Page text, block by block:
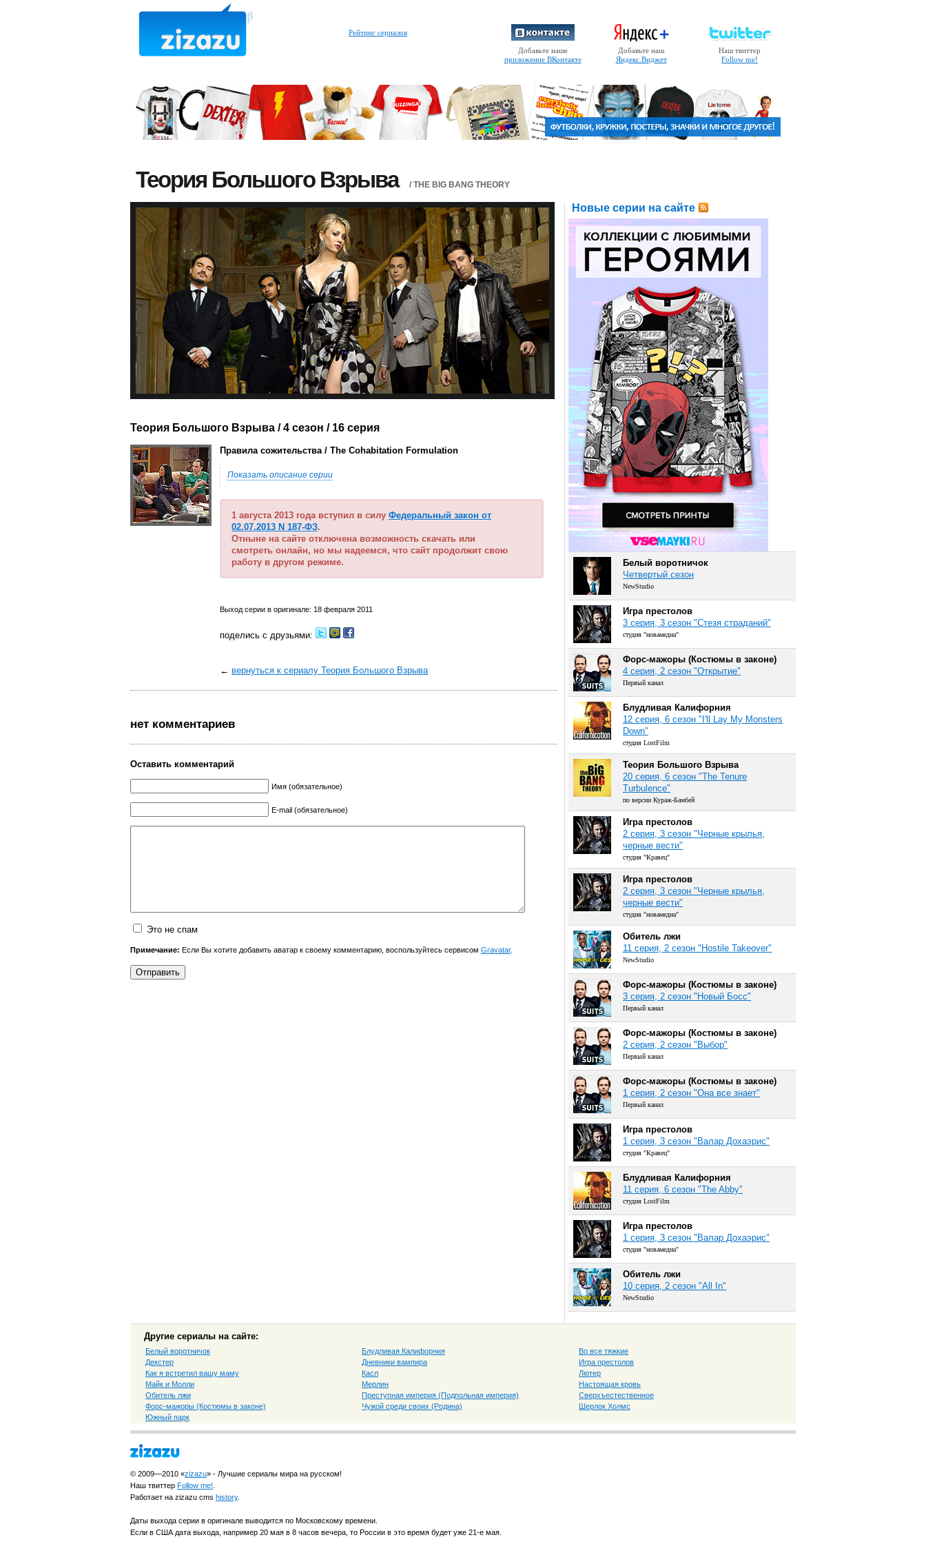
Рейтинг сериалов
Добавьте наше
приложение ВКонтакте
Добавьте наш
Яндекс.Виджет
Наш твиттер
Follow me!
Теория Большого Взрыва / THE BIG BANG THEORY
Теория Большого Взрыва / 4 сезон / 16 серия
Правила сожительства / The Cohabitation Formulation
Показать описание серии
1 августа 2013 года вступил в силу Федеральный закон от
02.07.2013 N 187-ФЗ.
Отныне на сайте отключена возможность скачать или
смотреть онлайн, но мы надеемся, что сайт продолжит свою
работу в другом режиме.
Выход серии в оригинале: 18 февраля 2011
поделись с друзьями:
← вернуться к сериалу Теория Большого Взрыва
нет комментариев
Оставить комментарий
Имя (обязательное)
E-mail (обязательное)
Это не спам
Примечание: Если Вы хотите добавить аватар к своему комментарию, воспользуйтесь сервисом Gravatar.
Новые серии на сайте
Белый воротничок
Четвертый сезон
NewStudio
Игра престолов
3 серия, 3 сезон "Стезя страданий"
студия "новамедиа"
Форс-мажоры (Костюмы в законе)
4 серия, 2 сезон "Открытие"
Первый канал
Блудливая Калифорния
12 серия, 6 сезон "I'll Lay My Monsters
Down"
студия LostFilm
Теория Большого Взрыва
20 серия, 6 сезон "The Tenure
Turbulence"
по версии Кураж-Бамбей
Игра престолов
2 серия, 3 сезон "Черные крылья,
черные вести"
студия "Кравец"
Игра престолов
2 серия, 3 сезон "Черные крылья,
черные вести"
студия "новамедиа"
Обитель лжи
11 серия, 2 сезон "Hostile Takeover"
NewStudio
Форс-мажоры (Костюмы в законе)
3 серия, 2 сезон "Новый Босс"
Первый канал
Форс-мажоры (Костюмы в законе)
2 серия, 2 сезон "Выбор"
Первый канал
Форс-мажоры (Костюмы в законе)
1 серия, 2 сезон "Она все знает"
Первый канал
Игра престолов
1 серия, 3 сезон "Валар Дохаэрис"
студия "Кравец"
Блудливая Калифорния
11 серия, 6 сезон "The Abby"
студия LostFilm
Игра престолов
1 серия, 3 сезон "Валар Дохаэрис"
студия "новамедиа"
Обитель лжи
10 серия, 2 сезон "All In"
NewStudio
Другие сериалы на сайте:
Белый воротничок Блудливая Калифорния
Во все тяжкие
Декстер
Дневники вампира
Игра престолов
Как я встретил вашу маму
Касл
Лютер
Майк и Молли
Мерлин
Настоящая кровь
Обитель лжи
Преступная империя (Подпольная империя)
Сверхъестественное
Форс-мажоры (Костюмы в законе)
Чужой среди своих (Родина)
Шерлок Холмс
Южный парк
© 2009—2010 «zizazu» - Лучшие сериалы мира на русском!
Наш твиттер Follow me!
Работает на zizazu cms history.
Даты выхода серии в оригинале выводится по Московскому времени.
Если в США дата выхода, например 20 мая в 8 часов вечера, то России в это время будет уже 21-е мая.